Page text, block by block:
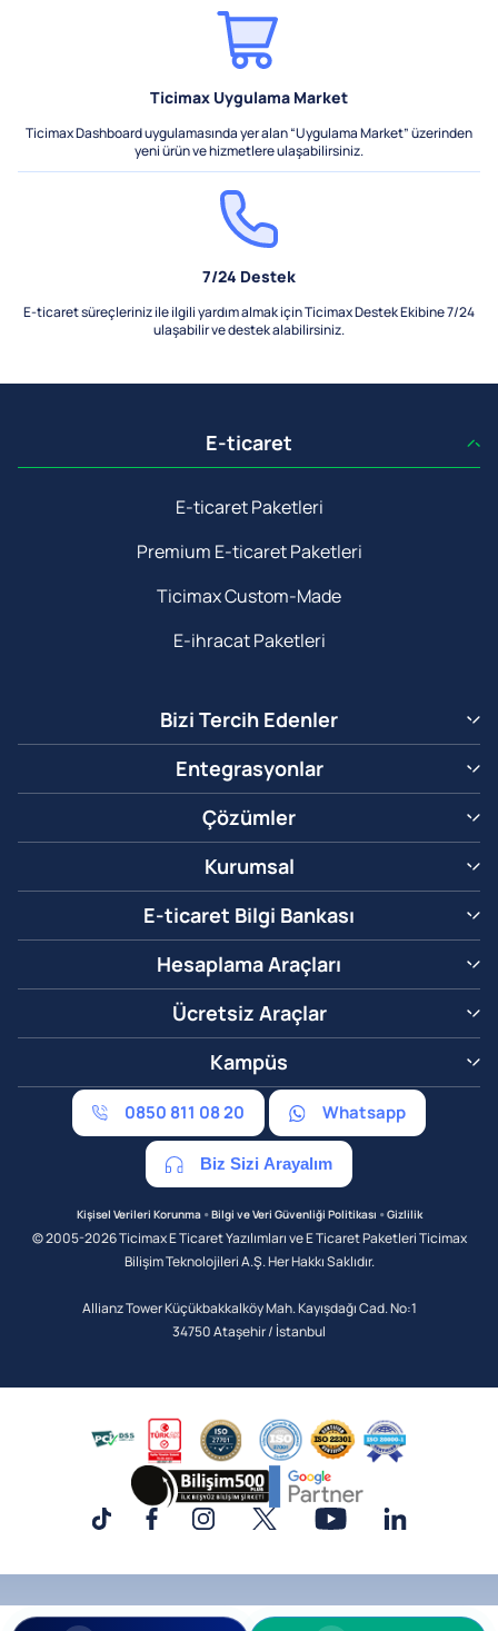
Ticimax Uygulama Market
Ticimax Dashboard uygulamasında yer alan “Uygulama Market” üzerinden
yeni ürün ve hizmetlere ulaşabilirsiniz.
7/24 Destek
E-ticaret süreçleriniz ile ilgili yardım almak için Ticimax Destek Ekibine 7/24
ulaşabilir ve destek alabilirsiniz.
E-ticaret
E-ticaret Paketleri
Premium E-ticaret Paketleri
Ticimax Custom-Made
E-ihracat Paketleri
Bizi Tercih Edenler
Entegrasyonlar
Çözümler
Kurumsal
E-ticaret Bilgi Bankası
Hesaplama Araçları
Ücretsiz Araçlar
Kampüs
0850 811 08 20 Whatsapp
Biz Sizi Arayalım
Kişisel Verileri Korunma•Bilgi ve Veri Güvenliği Politikası •Gizlilik
© 2005-2026 Ticimax E Ticaret Yazılımları ve E Ticaret Paketleri Ticimax
Bilişim Teknolojileri A.Ş. Her Hakkı Saklıdır.
Allianz Tower Küçükbakkalköy Mah. Kayışdağı Cad. No:1
34750 Ataşehir / İstanbul